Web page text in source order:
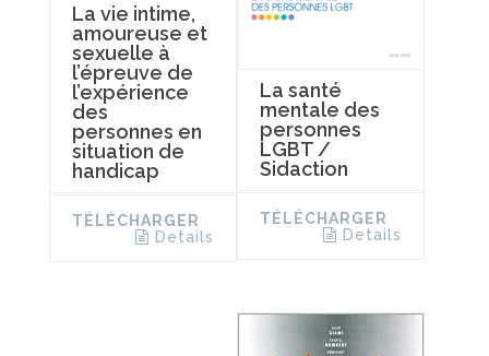
La vie intime,
amoureuse et
sexuelle à
l’épreuve de
l’expérience
des
personnes en
situation de
handicap
TÉLÉCHARGER
Details
La santé
mentale des
personnes
LGBT /
Sidaction
TÉLÉCHARGER
Details